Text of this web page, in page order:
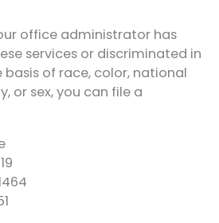
office administrator has
services or discriminated in
of race, color, national
or sex, you can file a